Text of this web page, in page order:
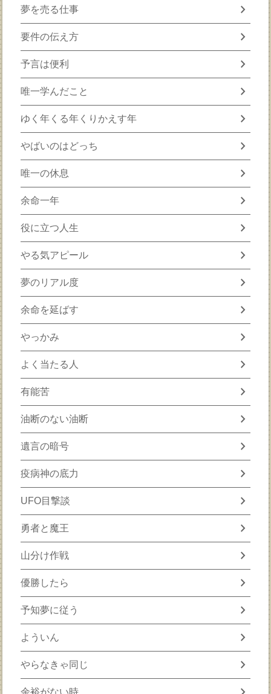
夢を売る仕事 chevron_right
要件の伝え方 chevron_right
予言は便利 chevron_right
唯一学んだこと chevron_right
ゆく年くる年くりかえす年 chevron_right
やばいのはどっち chevron_right
唯一の休息 chevron_right
余命一年 chevron_right
役に立つ人生 chevron_right
やる気アピール chevron_right
夢のリアル度 chevron_right
余命を延ばす chevron_right
やっかみ chevron_right
よく当たる人 chevron_right
有能苦 chevron_right
油断のない油断 chevron_right
遺言の暗号 chevron_right
疫病神の底力 chevron_right
UFO目撃談 chevron_right
勇者と魔王 chevron_right
山分け作戦 chevron_right
優勝したら chevron_right
予知夢に従う chevron_right
よういん chevron_right
やらなきゃ同じ chevron_right
余裕がない時